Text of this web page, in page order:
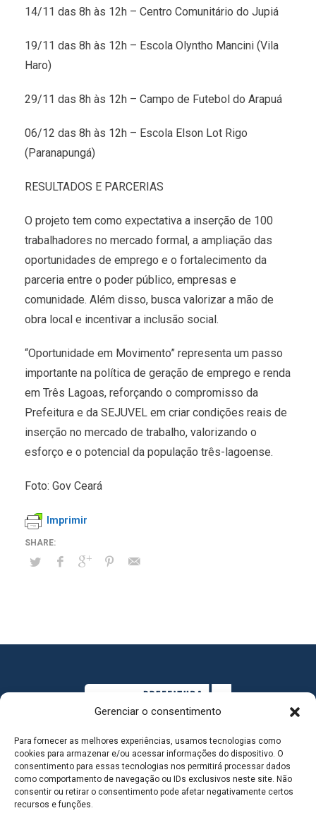
Gerenciar o consentimento
Para fornecer as melhores experiências, usamos tecnologias como
cookies para armazenar e/ou acessar informações do dispositivo. O
consentimento para essas tecnologias nos permitirá processar dados
como comportamento de navegação ou IDs exclusivos neste site. Não
consentir ou retirar o consentimento pode afetar negativamente certos
recursos e funções.
14/11 das 8h às 12h – Centro Comunitário do Jupiá
19/11 das 8h às 12h – Escola Olyntho Mancini (Vila
Haro)
29/11 das 8h às 12h – Campo de Futebol do Arapuá
06/12 das 8h às 12h – Escola Elson Lot Rigo
(Paranapungá)
RESULTADOS E PARCERIAS
O projeto tem como expectativa a inserção de 100
trabalhadores no mercado formal, a ampliação das
oportunidades de emprego e o fortalecimento da
parceria entre o poder público, empresas e
comunidade. Além disso, busca valorizar a mão de
obra local e incentivar a inclusão social.
“Oportunidade em Movimento” representa um passo
importante na política de geração de emprego e renda
em Três Lagoas, reforçando o compromisso da
Prefeitura e da SEJUVEL em criar condições reais de
inserção no mercado de trabalho, valorizando o
esforço e o potencial da população três-lagoense.
Foto: Gov Ceará
Imprimir
MAPA DO SITE